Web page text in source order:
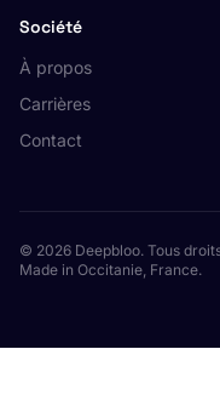
Société
À propos
Carrières
Contact
© 2026 Deepbloo. Tous
Made in Occitanie, France.